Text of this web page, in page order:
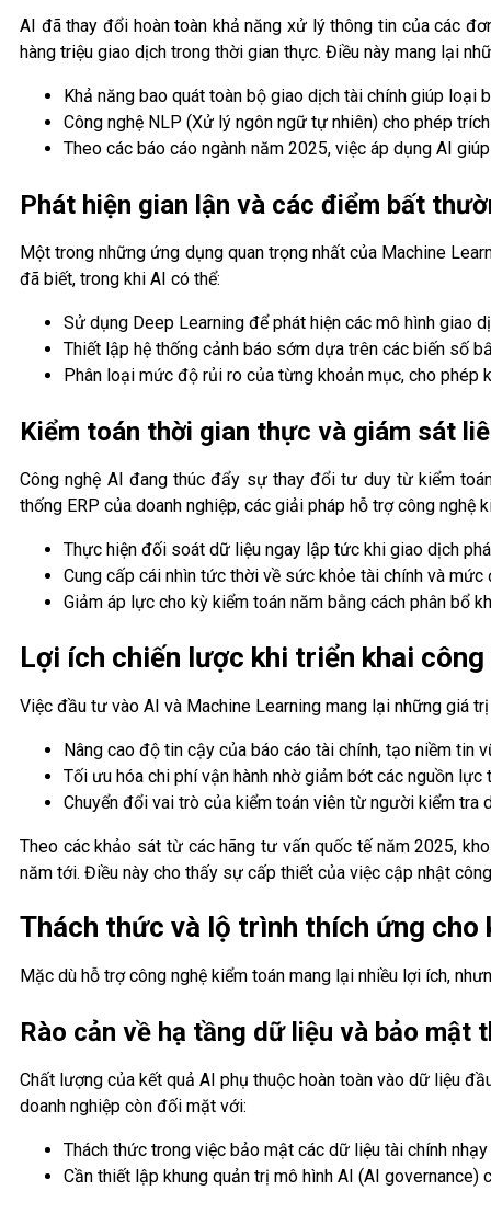
AI đã thay đổi hoàn toàn khả năng xử lý thông tin của các
hàng triệu giao dịch trong thời gian thực. Điều này mang lại
Khả năng bao quát toàn bộ giao dịch tài chính giúp
Công nghệ NLP (Xử lý ngôn ngữ tự nhiên) cho phép
Theo các báo cáo ngành năm 2025, việc áp dụng AI
Phát hiện gian lận và các điểm bất
Một trong những ứng dụng quan trọng nhất của Machine
đã biết, trong khi AI có thể:
Sử dụng Deep Learning để phát hiện các mô hình giao
Thiết lập hệ thống cảnh báo sớm dựa trên các biến số
Phân loại mức độ rủi ro của từng khoản mục, cho
Kiểm toán thời gian thực và giám sát
Công nghệ AI đang thúc đẩy sự thay đổi tư duy từ kiểm
thống ERP của doanh nghiệp, các giải pháp hỗ trợ công nghệ
Thực hiện đối soát dữ liệu ngay lập tức khi giao dịch
Cung cấp cái nhìn tức thời về sức khỏe tài chính và mức
Giảm áp lực cho kỳ kiểm toán năm bằng cách phân bổ
Lợi ích chiến lược khi triển khai
Việc đầu tư vào AI và Machine Learning mang lại những giá
Nâng cao độ tin cậy của báo cáo tài chính, tạo niềm tin
Tối ưu hóa chi phí vận hành nhờ giảm bớt các nguồn
Chuyển đổi vai trò của kiểm toán viên từ người kiểm tra
Theo các khảo sát từ các hãng tư vấn quốc tế năm 2025,
năm tới. Điều này cho thấy sự cấp thiết của việc cập nhật
Thách thức và lộ trình thích ứng cho
Mặc dù hỗ trợ công nghệ kiểm toán mang lại nhiều lợi ích,
Rào cản về hạ tầng dữ liệu và bảo mật
Chất lượng của kết quả AI phụ thuộc hoàn toàn vào dữ liệu
doanh nghiệp còn đối mặt với:
Thách thức trong việc bảo mật các dữ liệu tài chính
Cần thiết lập khung quản trị mô hình AI (AI